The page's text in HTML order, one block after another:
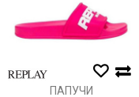
ПАПУЧИ